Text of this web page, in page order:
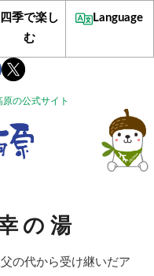
の公式サイト
四季で楽し
む
Language
の湯
の代から受け継いだア